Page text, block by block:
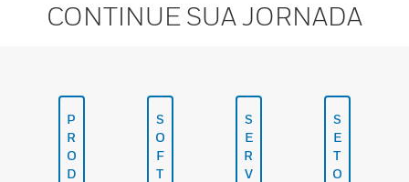
CONTINUE SUA JORNADA
P
R
O
D
S
O
F
T
S
E
R
V
S
E
T
O